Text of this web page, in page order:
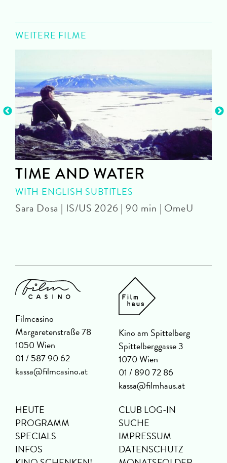
WEITERE FILME
TIME AND WATER
WITH ENGLISH SUBTITLES
Sara Dosa | IS/US 2026 | 90 min | OmeU
Filmcasino
Margaretenstraße 78
1050 Wien
01 / 587 90 62
kassa@filmcasino.at
Kino am Spittelberg
Spittelberggasse 3
1070 Wien
01 / 890 72 86
kassa@filmhaus.at
HEUTE
PROGRAMM
SPECIALS
INFOS
CLUB LOG-IN
SUCHE
IMPRESSUM
DATENSCHUTZ